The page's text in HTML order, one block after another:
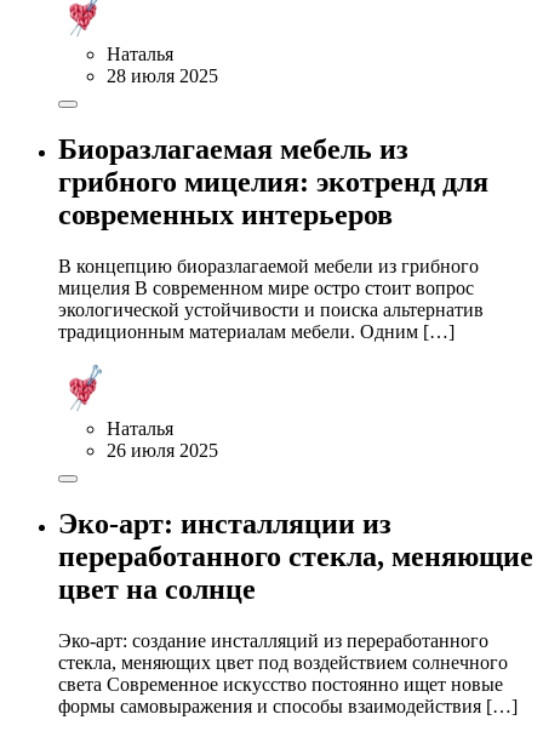
Наталья
28 июля 2025
Биоразлагаемая мебель из
грибного мицелия: экотренд для
современных интерьеров
В концепцию биоразлагаемой мебели из грибного
мицелия В современном мире остро стоит вопрос
экологической устойчивости и поиска альтернатив
традиционным материалам мебели. Одним […]
Наталья
26 июля 2025
Эко-арт: инсталляции из
переработанного стекла, меняющие
цвет на солнце
Эко-арт: создание инсталляций из переработанного
стекла, меняющих цвет под воздействием солнечного
света Современное искусство постоянно ищет новые
формы самовыражения и способы взаимодействия […]